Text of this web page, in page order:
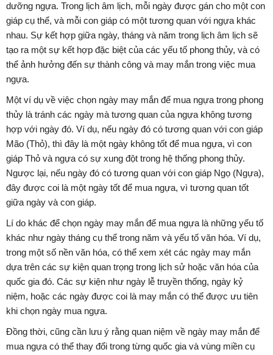
dưỡng ngựa. Trong lịch âm lịch, mỗi ngày được gán cho một con
giáp cụ thể, và mỗi con giáp có một tương quan với ngựa khác
nhau. Sự kết hợp giữa ngày, tháng và năm trong lịch âm lịch sẽ
tạo ra một sự kết hợp đặc biệt của các yếu tố phong thủy, và có
thể ảnh hưởng đến sự thành công và may mắn trong việc mua
ngựa.
Một ví dụ về việc chọn ngày may mắn để mua ngựa trong phong
thủy là tránh các ngày mà tương quan của ngựa không tương
hợp với ngày đó. Ví dụ, nếu ngày đó có tương quan với con giáp
Mão (Thỏ), thì đây là một ngày không tốt để mua ngựa, vì con
giáp Thỏ và ngựa có sự xung đột trong hệ thống phong thủy.
Ngược lại, nếu ngày đó có tương quan với con giáp Ngọ (Ngựa),
đây được coi là một ngày tốt để mua ngựa, vì tương quan tốt
giữa ngày và con giáp.
Lí do khác để chọn ngày may mắn để mua ngựa là những yếu tố
khác như ngày tháng cụ thể trong năm và yếu tố văn hóa. Ví dụ,
trong một số nền văn hóa, có thể xem xét các ngày may mắn
dựa trên các sự kiện quan trọng trong lịch sử hoặc văn hóa của
quốc gia đó. Các sự kiện như ngày lễ truyền thống, ngày kỷ
niệm, hoặc các ngày được coi là may mắn có thể được ưu tiên
khi chọn ngày mua ngựa.
Đồng thời, cũng cần lưu ý rằng quan niệm về ngày may mắn để
mua ngựa có thể thay đổi trong từng quốc gia và vùng miền cụ